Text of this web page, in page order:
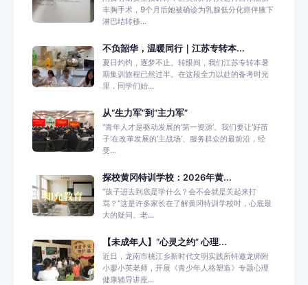
丰胸手术，9个月后她被确诊为乳腺低分化癌伴腋下
淋巴结转移...
不负韶华，温暖同行｜江苏专转本...
夏日灼灼，逐梦不止。转眼间，我们江苏专转本暑
期集训旅程已然过半。在这段全力以赴的备考时光
里，同学们始...
从“生力军”到“主力军”
“青年人才是驱动发展的‘第一资源’。我们要让‘好苗
子’在改革发展的‘主战场’、服务群众的最前沿，经
受...
探校黄冈特训学校：2026年黄...
“孩子进去到底是学什么？会不会就是关起来打
骂？”这是许多家长在了解黄冈特训学校时，心底最
大的疑问。老...
【未成年人】“心灵之约” 心理...
近日，龙南市桃江乡新时代文明实践所特邀龙师附
小廖小英老师，开展《青少年人格塑造》专题心理
健康辅导讲座...